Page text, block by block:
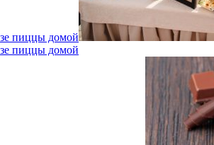
пиццы домой
пиццы домой